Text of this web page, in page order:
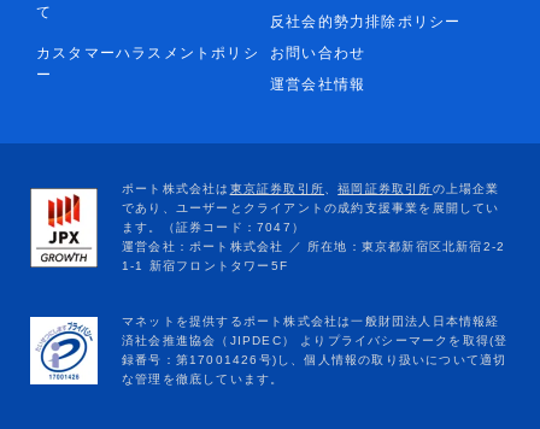
て
反社会的勢力排除ポリシー
カスタマーハラスメントポリシ
ー
お問い合わせ
運営会社情報